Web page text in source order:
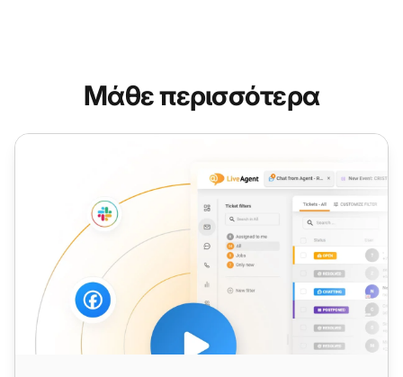
Μάθε περισσότερα
Υποστήριξη Chat